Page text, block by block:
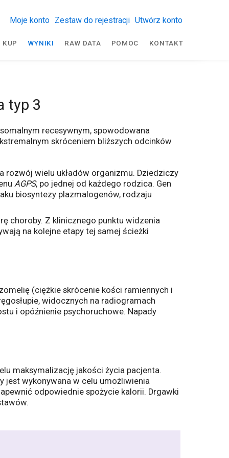
Moje konto Zestaw do rejestracji Utwórz konto
KUP WYNIKI RAW DATA POMOC KONTAKT
typ 3
recesywnym, spowodowana
skróceniem bliższych odcinków
rozwój wielu układów organizmu. Dziedziczy
AGPS, po jednej od każdego rodzica. Gen
biosyntezy plazmalogenów, rodzaju
choroby. Z klinicznego punktu widzenia
na kolejne etapy tej samej ścieżki
(ciężkie skrócenie kości ramiennych i
widocznych na radiogramach
i opóźnienie psychoruchowe. Napady
maksymalizację jakości życia pacjenta.
jest wykonywana w celu umożliwienia
odpowiednie spożycie kalorii. Drgawki